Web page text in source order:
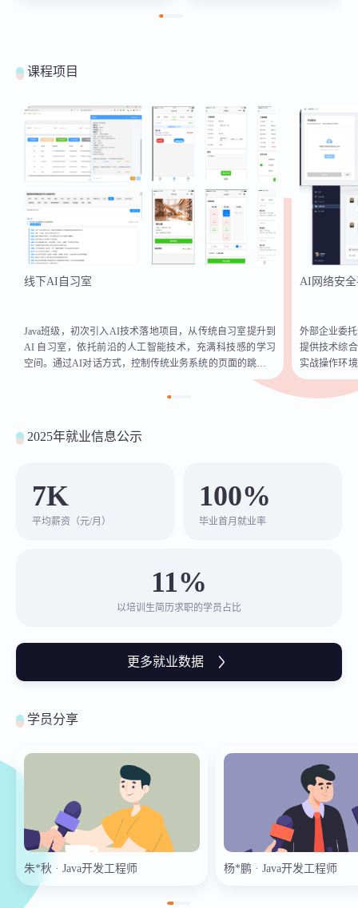
教学经验丰富，知识讲解清晰
以项目为驱动。学习氛围轻松
活跃， 语言浅显易懂，幽默风
趣。
痛点。
课程项目
线下AI自习室
Java班级，初次引入AI技术落地项目，从传统自习室提升到
AI 自习室，依托前沿的人工智能技术，充满科技感的学习
空间。通过AI对话方式，控制传统业务系统的页面的跳转，
AI网络安
外部企业委
提供技术综
实战操作环
在系统中进
进行研究、
2025年就业信息公示
7K
平均薪资（元/月）
100%
毕业首月就业率
11%
以培训生简历求职的学员占比
更多就业数据
学员分享
朱*秋 · Java开发工程师 杨*鹏 · Java开发工程师